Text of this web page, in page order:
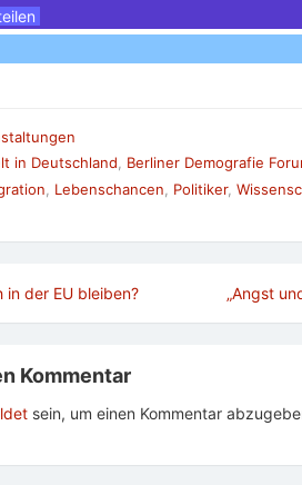
in Deutschland, Berliner Demografie
Lebenschancen Politiker,
der EU bleiben? „Angst
Kommentar
sein, um einen Kommentar